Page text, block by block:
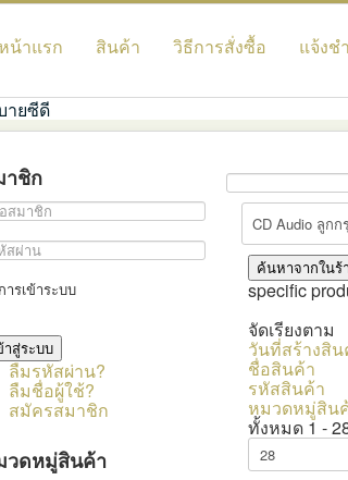
หน้าแรก สินค้า วิธีการสั่งซื้อ แจ้งช
าชิก
ารเข้าระบบ
ลืมรหัสผ่าน?
ลืมชื่อผู้ใช้?
สมัครสมาชิก
วดหมู่สินค้า
specific
จัดเรียงตาม
วันที่สร้างสิน
ชื่อสินค้า
รหัสสินค้า
หมวดหมู่สิน
ทั้งหมด 1 -